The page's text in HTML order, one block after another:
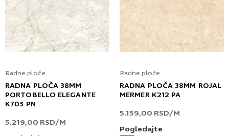
Radne ploče
RADNA PLOČA 38MM
PORTOBELLO ELEGANTE
K703 PN
5.219,00 RSD/M
Radne ploče
RADNA PLOČA 38MM ROJAL
MERMER K212 PA
5.159,00 RSD/M
Pogledajte